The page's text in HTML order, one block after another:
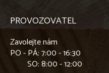
PROVOZOVATEL
Zavolejte nám
PO - PÁ: 7:00 - 16:30
SO: 8:00 - 12:00